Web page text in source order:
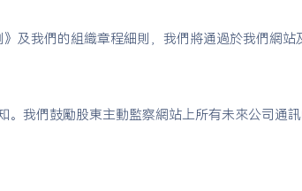
及我們的組織章程細則，我們將通過於我們網
我們鼓勵股東主動監察網站上所有未來公司通